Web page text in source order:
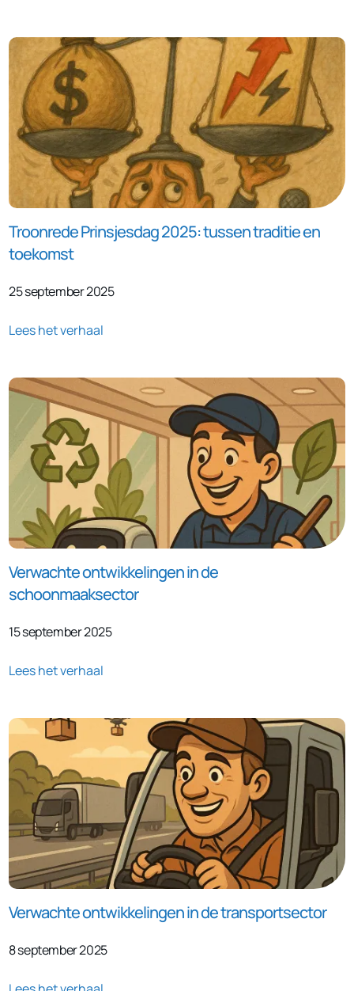
Troonrede Prinsjesdag 2025: tussen traditie en
toekomst
25 september 2025
Lees het verhaal
Verwachte ontwikkelingen in de
schoonmaaksector
15 september 2025
Lees het verhaal
Verwachte ontwikkelingen in de transportsector
8 september 2025